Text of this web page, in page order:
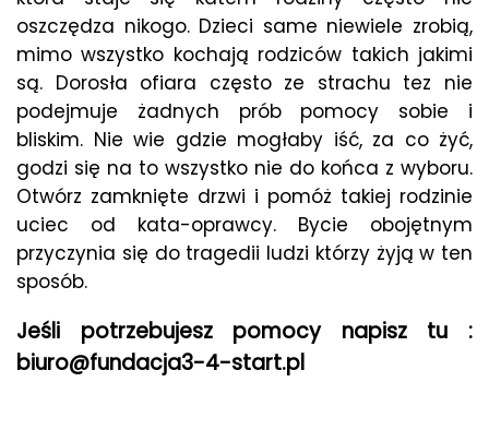
oszczędza nikogo. Dzieci same niewiele zrobią,
mimo wszystko kochają rodziców takich jakimi
są. Dorosła ofiara często ze strachu tez nie
podejmuje żadnych prób pomocy sobie i
bliskim. Nie wie gdzie mogłaby iść, za co żyć,
godzi się na to wszystko nie do końca z wyboru.
Otwórz zamknięte drzwi i pomóż takiej rodzinie
uciec od kata-oprawcy. Bycie obojętnym
przyczynia się do tragedii ludzi którzy żyją w ten
sposób.
Jeśli potrzebujesz pomocy napisz tu :
biuro@fundacja3-4-start.pl